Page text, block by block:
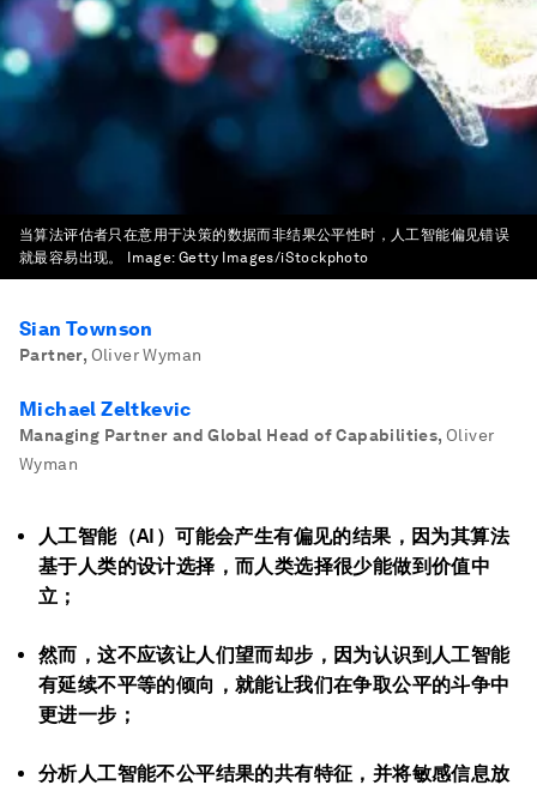
当算法评估者只在意用于决策的数据而非结果公平性时，人工智能偏见错误
就最容易出现。
Image:Getty Images/iStockphoto
Sian Townson
Partner, Oliver Wyman
Michael Zeltkevic
Managing Partner and Global Head of Capabilities, Oliver
Wyman
人工智能（AI）可能会产生有偏见的结果，因为其算法
基于人类的设计选择，而人类选择很少能做到价值中
立；
然而，这不应该让人们望而却步，因为认识到人工智能
有延续不平等的倾向，就能让我们在争取公平的斗争中
更进一步；
分析人工智能不公平结果的共有特征，并将敏感信息放